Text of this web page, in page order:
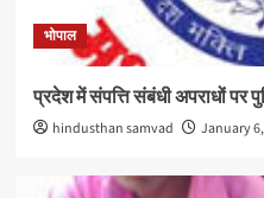
भोपाल
प्रदेश में संपत्ति संबंधी अपराधों पर
hindusthan samvad January